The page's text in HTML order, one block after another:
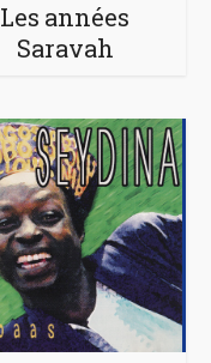
Les années
Saravah